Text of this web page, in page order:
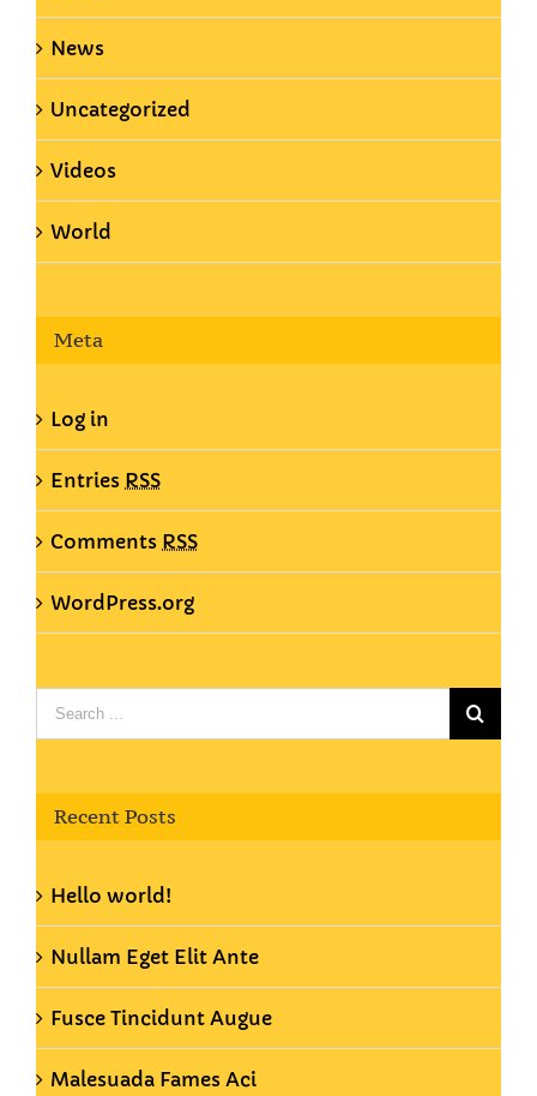
News
Uncategorized
Videos
World
Meta
Log in
Entries RSS
Comments RSS
WordPress.org
Search
for:
Recent Posts
Hello world!
Nullam Eget Elit Ante
Fusce Tincidunt Augue
Malesuada Fames Aci